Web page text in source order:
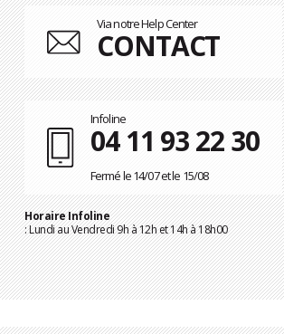
Via notre Help Center
CONTACT
Infoline
04 11 93 22 30
Fermé le 14/07 et le 15/08
Horaire Infoline
: Lundi au Vendredi 9h à 12h et 14h à 18h00